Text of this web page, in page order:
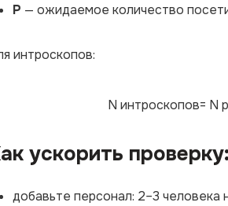
P — ожидаемое количество
интроскопов:
N интроскопов= N
ускорить проверку:
добавьте персонал: 2–3